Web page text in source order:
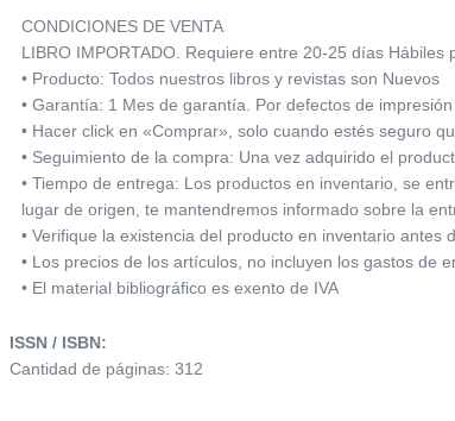
CONDICIONES DE VENTA
LIBRO IMPORTADO. Requiere entre 20-25 días Hábiles
• Producto: Todos nuestros libros y revistas son Nuevos
• Garantía: 1 Mes de garantía. Por defectos de
• Hacer click en «Comprar», solo cuando estés seguro
• Seguimiento de la compra: Una vez adquirido el
• Tiempo de entrega: Los productos en inventario, se
lugar de origen, te mantendremos informado sobre la
• Verifique la existencia del producto en inventario antes
• Los precios de los artículos, no incluyen los gastos de
• El material bibliográfico es exento de IVA
ISSN / ISBN:
Cantidad de páginas: 312